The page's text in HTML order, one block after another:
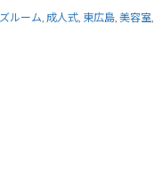
ルーム, 成人式, 東広島, 美容室,